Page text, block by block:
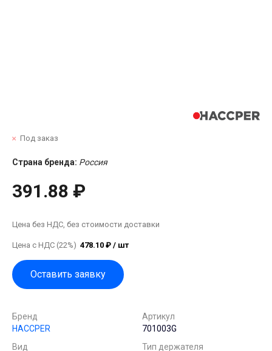
Под заказ
Страна бренда: Россия
391.88 ₽
Цена без НДС, без стоимости доставки
Цена с НДС (22%) 478.10 ₽ / шт
Оставить заявку
Бренд
HACCPER
Артикул
701003G
Вид
Тип держателя